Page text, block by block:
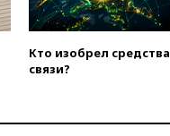
20:12Минобороны
упавший в стране
скорее всего,
украинским
компании ADNOC в
Кто изобрел средства
связи?